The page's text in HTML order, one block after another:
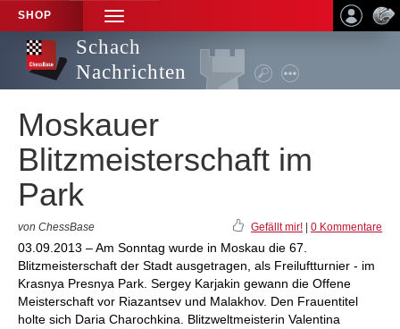
SHOP
TOGGLE
NAVIGATION
Schach
Nachrichten
Moskauer
Blitzmeisterschaft im
Park
von ChessBase Gefällt mir! 0 Kommentare
03.09.2013 – Am Sonntag wurde in Moskau die 67.
Blitzmeisterschaft der Stadt ausgetragen, als Freiluftturnier - im
Krasnya Presnya Park. Sergey Karjakin gewann die Offene
Meisterschaft vor Riazantsev und Malakhov. Den Frauentitel
holte sich Daria Charochkina. Blitzweltmeisterin Valentina